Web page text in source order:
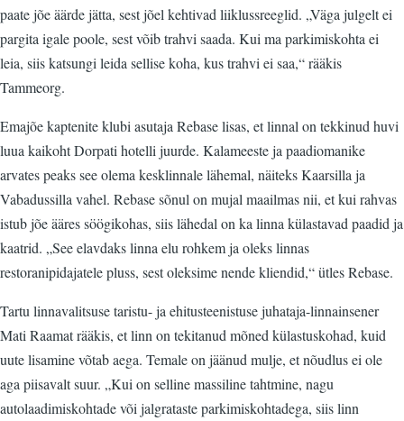
paate jõe äärde jätta, sest jõel kehtivad liiklussreeglid. „Väga julgelt ei
pargita igale poole, sest võib trahvi saada. Kui ma parkimiskohta ei
leia, siis katsungi leida sellise koha, kus trahvi ei saa,“ rääkis
Tammeorg.
Emajõe kaptenite klubi asutaja Rebase lisas, et linnal on tekkinud huvi
luua kaikoht Dorpati hotelli juurde. Kalameeste ja paadiomanike
arvates peaks see olema kesklinnale lähemal, näiteks Kaarsilla ja
Vabadussilla vahel. Rebase sõnul on mujal maailmas nii, et kui rahvas
istub jõe ääres söögikohas, siis lähedal on ka linna külastavad paadid ja
kaatrid. „See elavdaks linna elu rohkem ja oleks linnas
restoranipidajatele pluss, sest oleksime nende kliendid,“ ütles Rebase.
Tartu linnavalitsuse taristu- ja ehitusteenistuse juhataja-linnainsener
Mati Raamat rääkis, et linn on tekitanud mõned külastuskohad, kuid
uute lisamine võtab aega. Temale on jäänud mulje, et nõudlus ei ole
aga piisavalt suur. „Kui on selline massiline tahtmine, nagu
autolaadimiskohtade või jalgrataste parkimiskohtadega, siis linn